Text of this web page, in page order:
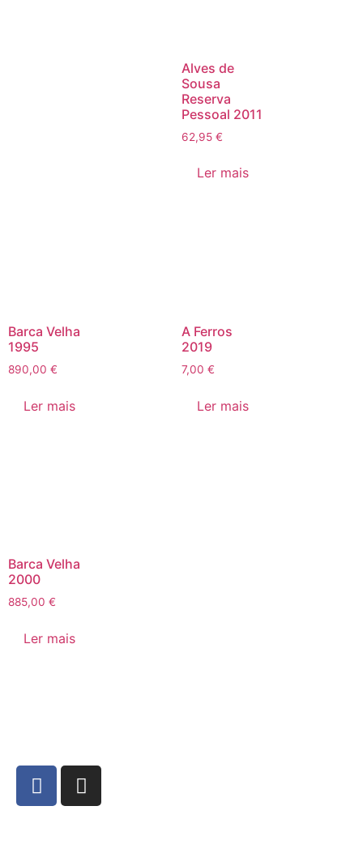
Alves de
Sousa
Reserva
Pessoal 2011
62,95 €
Ler mais
Barca Velha
1995
890,00 €
Ler mais
A Ferros
2019
7,00 €
Ler mais
Barca Velha
2000
885,00 €
Ler mais